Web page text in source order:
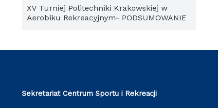
XV Turniej Politechniki Krakowskiej w
Aerobiku Rekreacyjnym- PODSUMOWANIE
Sekretariat Centrum Sportu i Rekreacji